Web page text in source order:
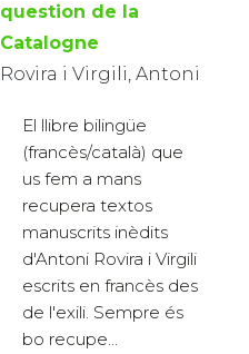
question de la
Catalogne
Rovira i Virgili, Antoni
El llibre bilingüe
(francès/català) que
us fem a mans
recupera textos
manuscrits inèdits
d'Antoni Rovira i Virgili
escrits en francès des
de l'exili. Sempre és
bo recupe...